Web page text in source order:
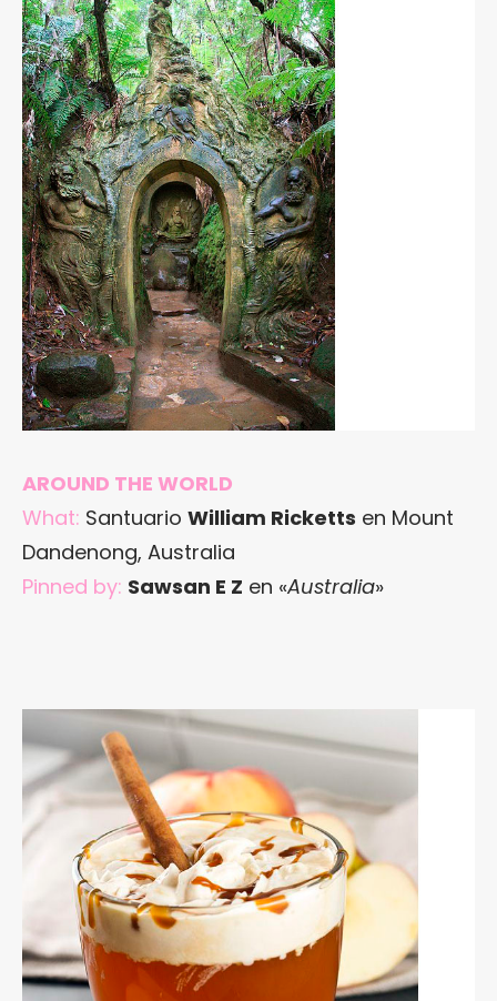
AROUND THE WORLD
What: Santuario William Ricketts en Mount
Dandenong, Australia
Pinned by: Sawsan E Z en «Australia»